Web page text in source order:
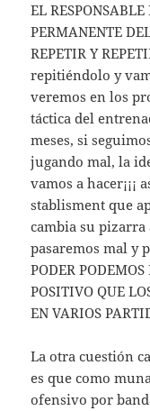
EL
PERMANENTE
REPETIR Y
repitiéndolo y
veremos en los
táctica del
meses, si
jugando mal, la
vamos a hacer¡¡¡
stablisment que
cambia su
pasaremos mal y
PODER
POSITIVO QUE
EN VARIOS
La otra cuestión
es que como
ofensivo por